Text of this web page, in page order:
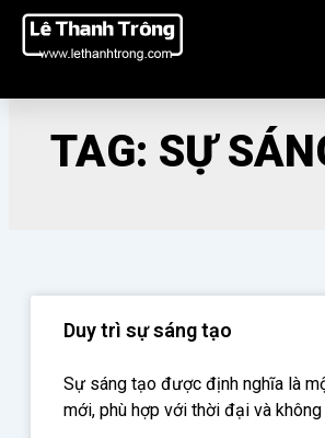
Nhảy
TAG: SỰ
Duy trì sự sáng tạo
Sự sáng tạo được định nghĩa là
mới, phù hợp với thời đại và